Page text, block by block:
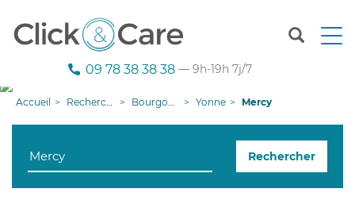
T
n
g
09 78 38 38 38 — 9h-19h 7j/7
Accueil Recherche aide à domicile Bourgogne-Franche-Comté Yonne Mercy
Rechercher